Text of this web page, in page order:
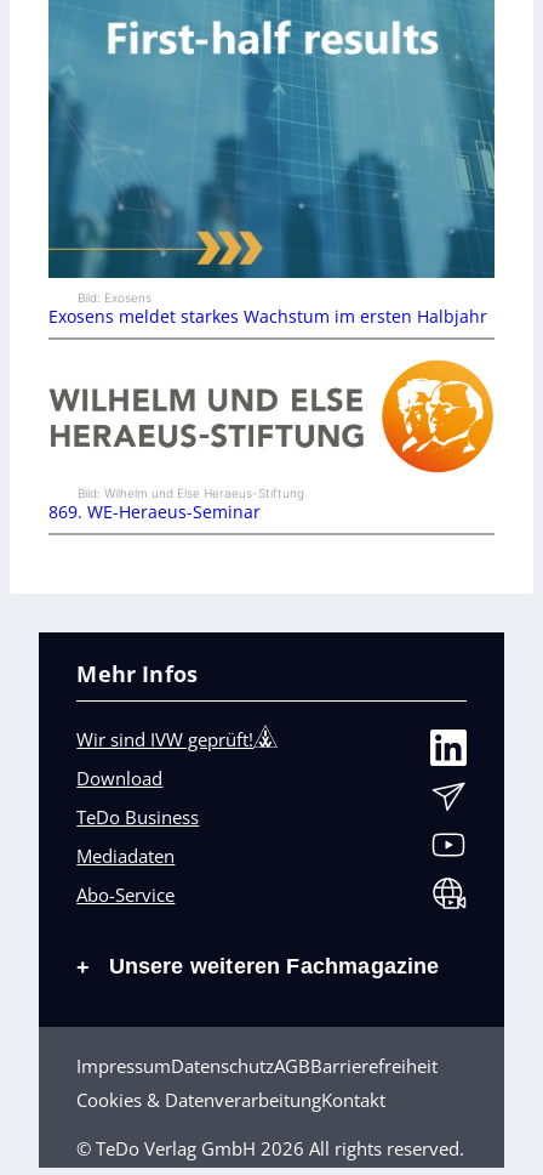
Bild: Exosens
Exosens meldet starkes Wachstum im ersten Halbjahr
Bild: Wilhelm und Else Heraeus-Stiftung
869. WE-Heraeus-Seminar
Mehr Infos
Wir sind IVW geprüft!
Download
TeDo Business
Mediadaten
Abo-Service
+ Unsere weiteren Fachmagazine
ImpressumDatenschutzAGBBarrierefreiheit
Cookies & DatenverarbeitungKontakt
© TeDo Verlag GmbH 2026 All rights reserved.